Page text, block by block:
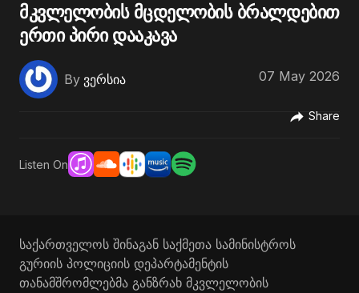
მკვლელობის მცდელობის ბრალდებით
ერთი პირი დააკავა
By ვერსია 07 May 2026
Share
Listen On
საქართველოს შინაგან საქმეთა სამინისტროს
გურიის პოლიციის დეპარტამენტის
თანამშრომლებმა განზრახ მკვლელობის